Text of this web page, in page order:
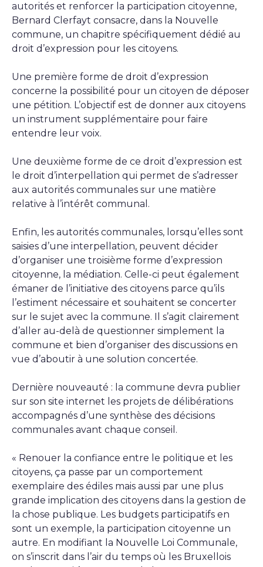
autorités et renforcer la participation citoyenne,
Bernard Clerfayt consacre, dans la Nouvelle
commune, un chapitre spécifiquement dédié au
droit d’expression pour les citoyens.
Une première forme de droit d’expression
concerne la possibilité pour un citoyen de déposer
une pétition. L’objectif est de donner aux citoyens
un instrument supplémentaire pour faire
entendre leur voix.
Une deuxième forme de ce droit d’expression est
le droit d’interpellation qui permet de s’adresser
aux autorités communales sur une matière
relative à l’intérêt communal.
Enfin, les autorités communales, lorsqu’elles sont
saisies d’une interpellation, peuvent décider
d’organiser une troisième forme d’expression
citoyenne, la médiation. Celle-ci peut également
émaner de l’initiative des citoyens parce qu’ils
l’estiment nécessaire et souhaitent se concerter
sur le sujet avec la commune. Il s’agit clairement
d’aller au-delà de questionner simplement la
commune et bien d’organiser des discussions en
vue d’aboutir à une solution concertée.
Dernière nouveauté : la commune devra publier
sur son site internet les projets de délibérations
accompagnés d’une synthèse des décisions
communales avant chaque conseil.
« Renouer la confiance entre le politique et les
citoyens, ça passe par un comportement
exemplaire des édiles mais aussi par une plus
grande implication des citoyens dans la gestion de
la chose publique. Les budgets participatifs en
sont un exemple, la participation citoyenne un
autre. En modifiant la Nouvelle Loi Communale,
on s’inscrit dans l’air du temps où les Bruxellois